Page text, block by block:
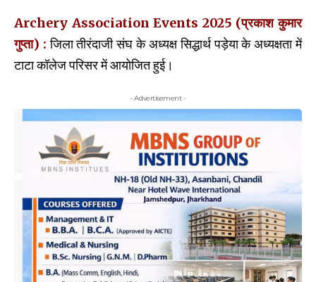
Archery Association Events 2025 (प्रकाश कुमार
गुप्ता) : जिला तीरंदाजी संघ के अध्यक्ष सिद्धार्थ पड़ेया के अध्यक्षता में
टाटा कॉलेज परिसर में आयोजित हुई।
- Advertisement -